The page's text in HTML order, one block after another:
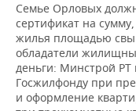
Семье Орловых
сертификат на
жилья площадью
обладатели
деньги: Минстрой РТ
Госжилфонду при
и оформление